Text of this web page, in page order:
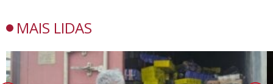
MAIS LIDAS